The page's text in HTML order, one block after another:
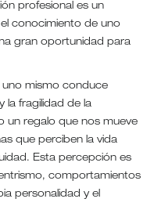
profesional es un
conocimiento de uno
gran oportunidad para
uno mismo conduce
la fragilidad de la
un regalo que nos mueve
que perciben la vida
Esta percepción es
comportamientos
personalidad y el